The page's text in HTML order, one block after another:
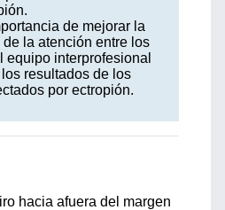
de mejorar la
la atención entre los
equipo interprofesional
resultados de los
por ectropión.
hacia afuera del margen